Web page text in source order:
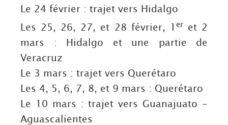
Le 24 février : trajet vers Hidalgo
Les 25, 26, 27, et 28 février, 1 eret 2
mars : Hidalgo et une partie de
Veracruz
Le 3 mars : trajet vers Querétaro
Les 4, 5, 6, 7, 8, et 9 mars : Querétaro
Le 10 mars : trajet vers Guanajuato -
Aguascalientes